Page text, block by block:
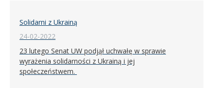
Solidarni z Ukrainą
24-02-2022
23 lutego Senat UW podjął uchwałę w sprawie
wyrażenia solidarności z Ukrainą i jej
społeczeństwem.